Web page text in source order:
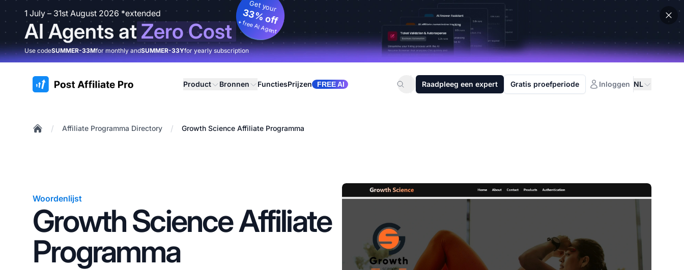
1 July – 31st August 2026 *extended
AI Agents atZero Cost
Get your
33% off
+ free AI Agent
Use codeSUMMER-33Mfor monthly andSUMMER-33Yfor yearly subscription
:site.title Product Bronnen FunctiesPrijzen FREE AI Raadpleeg een expert Gratis proefperiode Inloggen NL
/ Affiliate Programma Directory / Growth Science Affiliate Programma
Woordenlijst
Growth Science Affiliate
Programma